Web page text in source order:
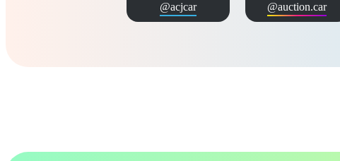
@acjcar @auction.car